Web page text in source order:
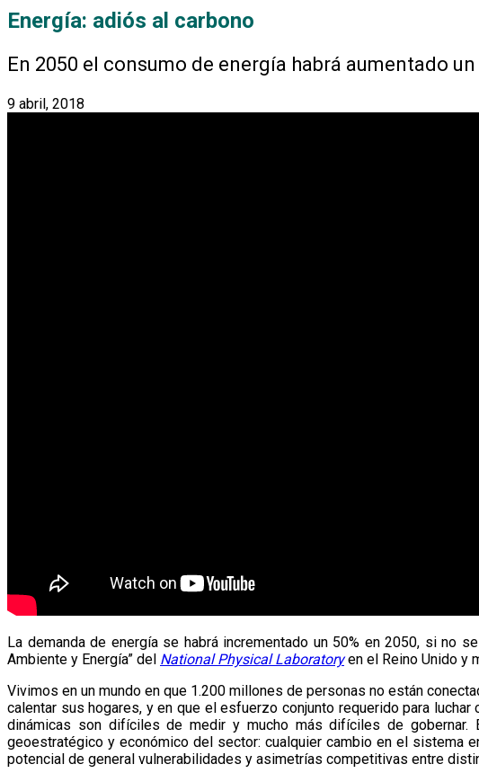
Energía: adiós al carbono
En 2050 el consumo de energía habrá aumentado un
9 abril, 2018
La demanda de energía se habrá incrementado un 50% en 2050, si no
Ambiente y Energía” del National Physical Laboratoryen el Reino Unido y
Vivimos en un mundo en que 1.200 millones de personas no están
calentar sus hogares, y en que el esfuerzo conjunto requerido para
dinámicas son difíciles de medir y mucho más difíciles de
geoestratégico y económico del sector: cualquier cambio en el sistema
potencial de general vulnerabilidades y asimetrías competitivas entre